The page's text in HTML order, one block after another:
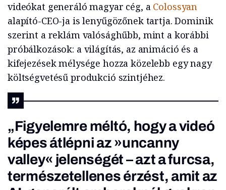
videókat generáló magyar cég, a Colossyan
alapító-CEO-ja is lenyűgözőnek tartja. Dominik
szerint a reklám valósághűbb, mint a korábbi
próbálkozások: a világítás, az animáció és a
kifejezések mélysége hozza közelebb egy nagy
költségvetésű produkció szintjéhez.
„Figyelemre méltó, hogy a videó
képes átlépni az »uncanny
valley« jelenségét – azt a furcsa,
természetellenes érzést, amit az